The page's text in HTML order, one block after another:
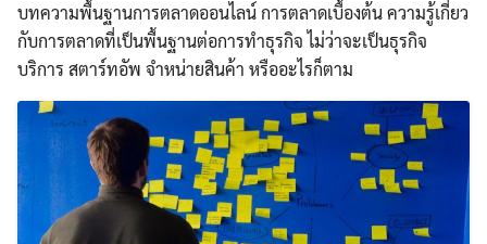
บทความพื้นฐานการตลาดออนไลน์ การตลาดเบื้องต้น ความรู้เกี่ยว
กับการตลาดที่เป็นพื้นฐานต่อการทำธุรกิจ ไม่ว่าจะเป็นธุรกิจ
บริการ สตาร์ทอัพ จำหน่ายสินค้า หรืออะไรก็ตาม